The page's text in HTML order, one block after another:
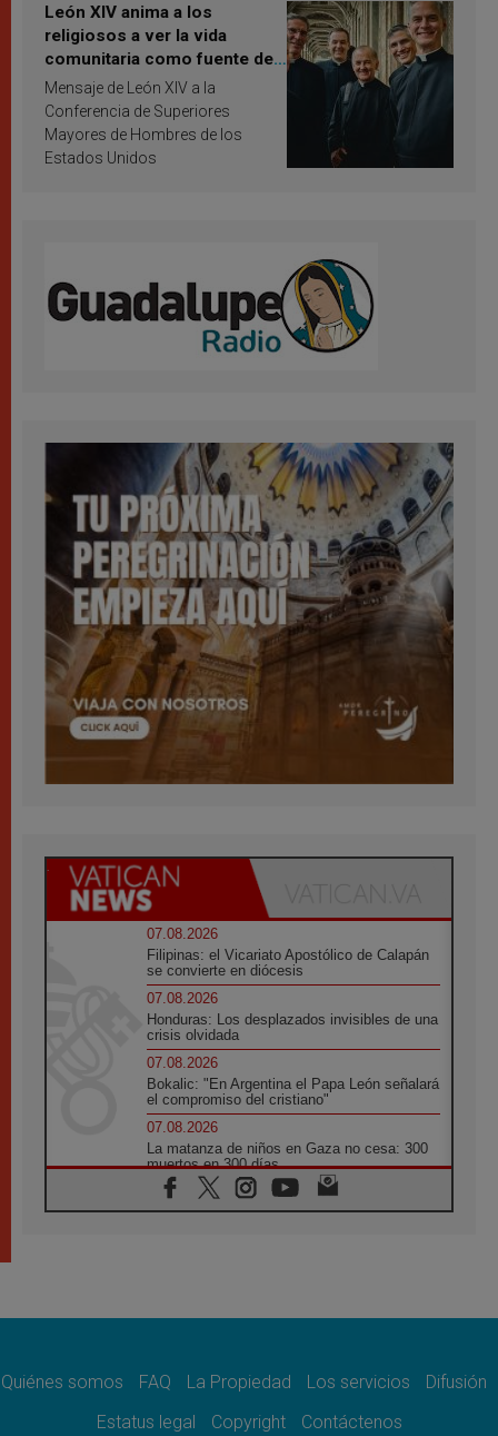
León XIV anima a los
religiosos a ver la vida
comunitaria como fuente de
inspiración y santificación
Mensaje de León XIV a la
Conferencia de Superiores
Mayores de Hombres de los
Estados Unidos
07.08.2026
Filipinas: el Vicariato Apostólico de Calapán
se convierte en diócesis
07.08.2026
Honduras: Los desplazados invisibles de una
crisis olvidada
07.08.2026
Bokalic: "En Argentina el Papa León señalará
el compromiso del cristiano"
07.08.2026
La matanza de niños en Gaza no cesa: 300
muertos en 300 días
07.08.2026
Tagle: La guerra desfigura el mundo, solo la
como misión al servicio del Evangelio
SIGNIS 2026, dar voz a las religiosas en el
Quiénes somos FAQ La Propiedad Los servicios
Difusión
Estatus legal
Copyright Contáctenos